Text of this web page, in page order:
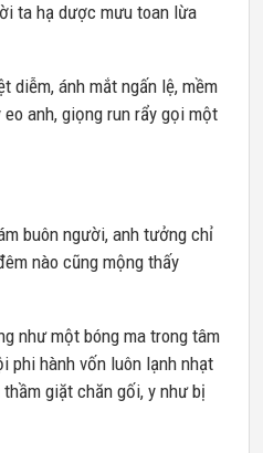
ta hạ dược mưu toan lừa
diễm, ánh mắt ngấn lệ, mềm
anh, giọng run rẩy gọi một
buôn người, anh tưởng chỉ
nào cũng mộng thấy
như một bóng ma trong tâm
phi hành vốn luôn lạnh nhạt
giặt chăn gối, y như bị